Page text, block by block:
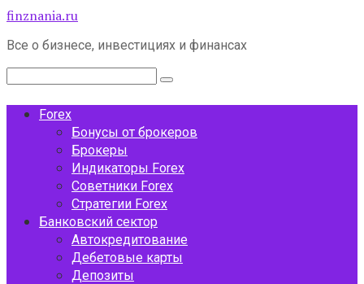
Перейти
контенту
finznania.ru
Все о бизнесе, инвестициях и финансах
Поиск:
Forex
Бонусы от брокеров
Брокеры
Индикаторы Forex
Советники Forex
Стратегии Forex
Банковский сектор
Автокредитование
Дебетовые карты
Депозиты